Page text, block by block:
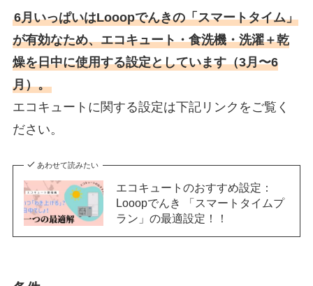
6月いっぱいはLooopでんきの「スマートタイム」
が有効なため、エコキュート・食洗機・洗濯＋乾
燥を日中に使用する設定としています（3月〜6
月）。
エコキュートに関する設定は下記リンクをご覧く
ださい。
あわせて読みたい
エコキュートのおすすめ設定：
Looopでんき 「スマートタイムプ
ラン」の最適設定！！